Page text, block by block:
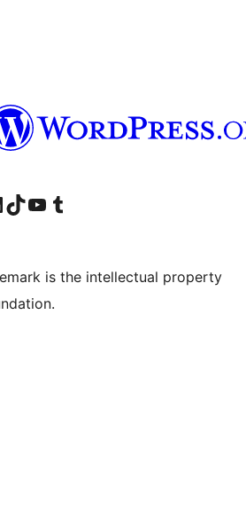
налог
LinkedIn account
Посетите наш TikTok налог
Visit our YouTube channel
Посетите наш Tumblr налог
is the intellectual property